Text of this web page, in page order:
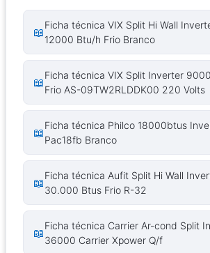
📖
Ficha técnica VIX Split Hi Wall
12000 Btu/h Frio Branco
📖
Ficha técnica VIX Split Inverter
Frio AS-09TW2RLDDK00 220 Volts
📖
Ficha técnica Philco 18000btus
Pac18fb Branco
📖
Ficha técnica Aufit Split Hi Wall
30.000 Btus Frio R-32
📖
Ficha técnica Carrier Ar-cond Split
36000 Carrier Xpower Q/f